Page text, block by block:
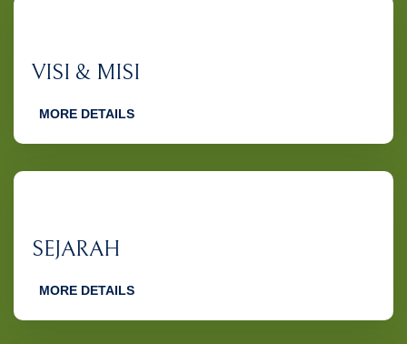
VISI & MISI
MORE DETAILS
SEJARAH
MORE DETAILS